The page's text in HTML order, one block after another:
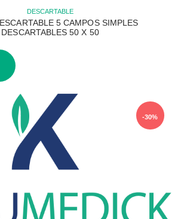
DESCARTABLE
5 CAMPOS SIMPLES
DESCARTABLES 50 X 50
-30%